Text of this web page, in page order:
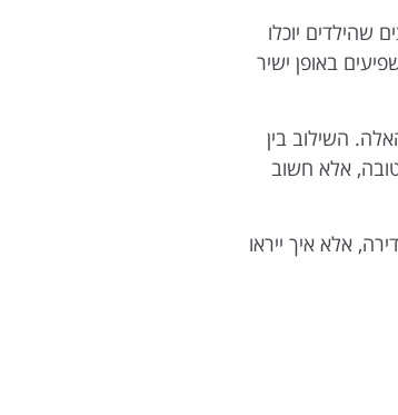
שהילדים יוכלו
באופן ישיר
השילוב בין
אלא חשוב
אלא איך ייראו